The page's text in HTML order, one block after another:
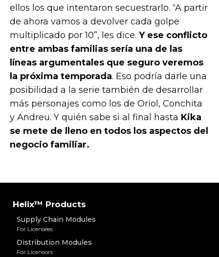
ellos los que intentaron secuestrarlo. “A partir
de ahora vamos a devolver cada golpe
multiplicado por 10”, les dice. Y ese conflicto
entre ambas familias sería una de las
líneas argumentales que seguro veremos
la próxima temporada. Eso podría darle una
posibilidad a la serie también de desarrollar
más personajes como los de Oriol, Conchita
y Andreu. Y quién sabe si al final hasta Kika
se mete de lleno en todos los aspectos del
negocio familiar.
Helix™ Products
Supply Chain Modules
For Licensees
Distribution Modules
For Licensors